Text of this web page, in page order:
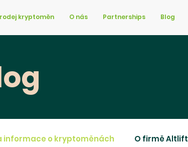
kryptoměn O nás Partnerships Blog
informace o kryptoměnách O firmě Altlift